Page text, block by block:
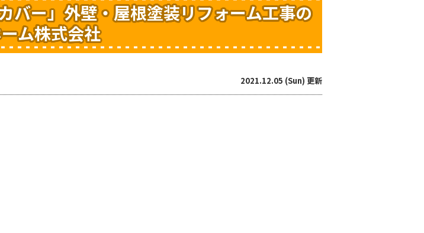
ー」外壁・屋根塗装リフォーム工事の
ム株式会社
2021.12.05 (Sun) 更新